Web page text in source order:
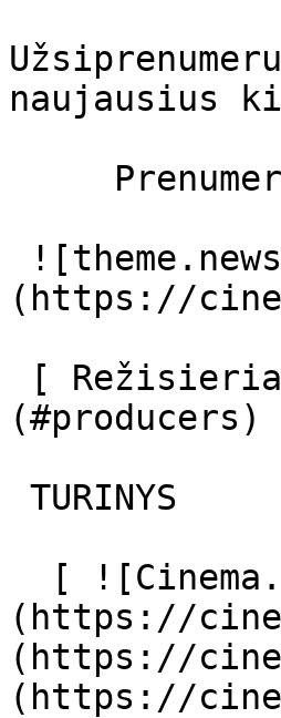
naujausius
(https://
(https://
(https://
(https://